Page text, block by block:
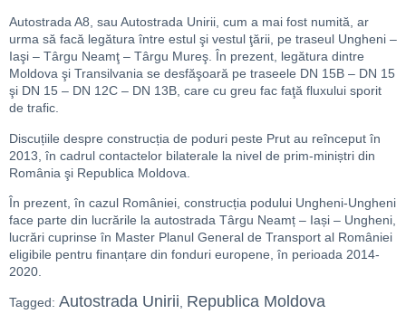
Autostrada A8, sau Autostrada Unirii, cum a mai fost numită, ar
urma să facă legătura între estul şi vestul ţării, pe traseul Ungheni –
Iaşi – Târgu Neamţ – Târgu Mureş. În prezent, legătura dintre
Moldova şi Transilvania se desfăşoară pe traseele DN 15B – DN 15
şi DN 15 – DN 12C – DN 13B, care cu greu fac faţă fluxului sporit
de trafic.
Discuțiile despre construcția de poduri peste Prut au reînceput în
2013, în cadrul contactelor bilaterale la nivel de prim-miniștri din
România şi Republica Moldova.
În prezent, în cazul României, construcția podului Ungheni-Ungheni
face parte din lucrările la autostrada Târgu Neamț – Iași – Ungheni,
lucrări cuprinse în Master Planul General de Transport al României
eligibile pentru finanțare din fonduri europene, în perioada 2014-
2020.
Tagged: Autostrada Unirii, Republica Moldova